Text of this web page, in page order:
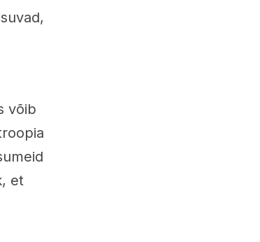
võib
et